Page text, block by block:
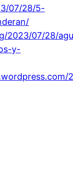
07/28/5-
2023/07/28/
y-